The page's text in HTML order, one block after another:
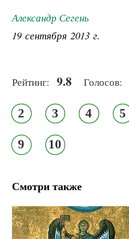
Александр Сегень
19 сентября 2013 г.
Рейтинг: 9.8 Голосов:
2 3 4 5
9 10
Смотри также